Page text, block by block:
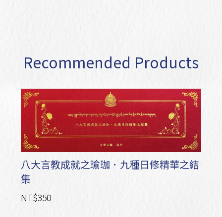
Recommended Products
八大言教成就之瑜珈．九種日修精華之結
集
NT$350